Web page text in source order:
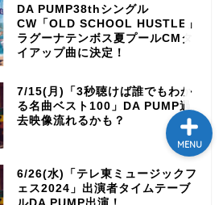
DA PUMP38thシングル
CW「OLD SCHOOL HUSTLE」
ラグーナテンボス夏プールCMタ
イアップ曲に決定！
7/15(月)「3秒聴けば誰でもわか
る名曲ベスト100」DA PUMP過
去映像流れるかも？
6/26(水)「テレ東ミュージックフ
ェス2024」出演者タイムテーブ
MENU
ライブ・イベント